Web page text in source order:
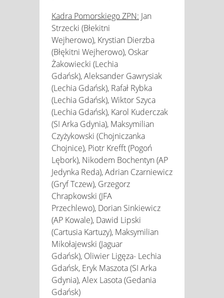
Kadra Pomorskiego ZPN: Jan
Strzecki (Błekitni
Wejherowo), Krystian Dierzba
(Błękitni Wejherowo), Oskar
Żakowiecki (Lechia
Gdańsk), Aleksander Gawrysiak
(Lechia Gdańsk), Rafał Rybka
(Lechia Gdańsk), Wiktor Szyca
(Lechia Gdańsk), Karol Kuderczak
(SI Arka Gdynia), Maksymilian
Czyżykowski (Chojniczanka
Chojnice), Piotr Krefft (Pogoń
Lębork), Nikodem Bochentyn (AP
Jedynka Reda), Adrian Czarniewicz
(Gryf Tczew), Grzegorz
Chrapkowski (JFA
Przechlewo), Dorian Sinkiewicz
(AP Kowale), Dawid Lipski
(Cartusia Kartuzy), Maksymilian
Mikołajewski (Jaguar
Gdańsk), Oliwier Ligęza- Lechia
Gdańsk, Eryk Maszota (SI Arka
Gdynia), Alex Lasota (Gedania
Gdańsk)